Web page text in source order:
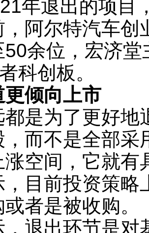
年退出的项目
，阿尔特汽车
余位，宏济
科创板。
更倾向上市
是为了更好地
而不是全部采
空间，它就有
，目前投资策略
者是被收购。
，退出环节是对